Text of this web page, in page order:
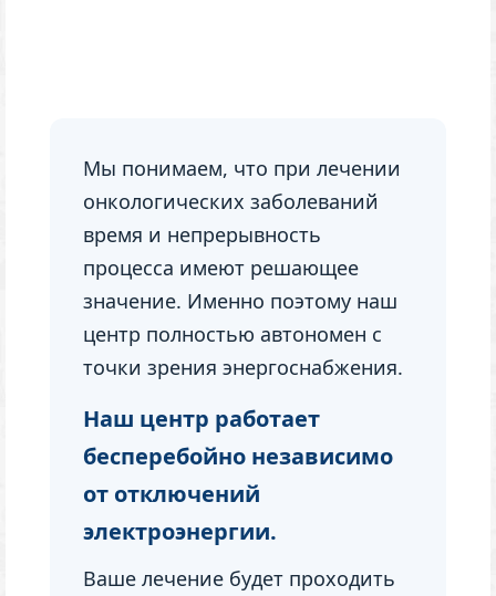
Мы понимаем, что при лечении
онкологических заболеваний
время и непрерывность
процесса имеют решающее
значение. Именно поэтому наш
центр полностью автономен с
точки зрения энергоснабжения.
Наш центр работает
бесперебойно независимо
от отключений
электроэнергии.
Ваше лечение будет проходить